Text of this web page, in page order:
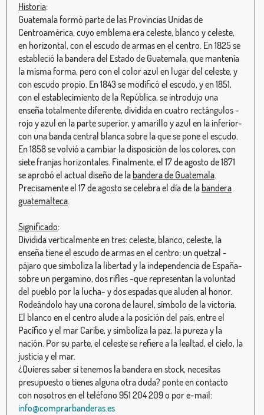
Historia:
Guatemala formó parte de las Provincias Unidas de
Centroamérica, cuyo emblema era celeste, blanco y celeste,
en horizontal, con el escudo de armas en el centro. En 1825 se
estableció la bandera del Estado de Guatemala, que mantenía
la misma forma, pero con el color azul en lugar del celeste, y
con escudo propio. En 1843 se modificó el escudo, y en 1851,
con el establecimiento de la República, se introdujo una
enseña totalmente diferente, dividida en cuatro rectángulos -
rojo y azul en la parte superior, y amarillo y azul en la inferior-
con una banda central blanca sobre la que se pone el escudo.
En 1858 se volvió a cambiar la disposición de los colores, con
siete franjas horizontales. Finalmente, el 17 de agosto de 1871
se aprobó el actual diseño de la bandera de Guatemala.
Precisamente el 17 de agosto se celebra el día de la bandera
guatemalteca.
Significado:
Dividida verticalmente en tres: celeste, blanco, celeste, la
enseña tiene el escudo de armas en el centro: un quetzal -
pájaro que simboliza la libertad y la independencia de España-
sobre un pergamino, dos rifles -que representan la voluntad
del pueblo por la lucha- y dos espadas que aluden al honor.
Rodeándolo hay una corona de laurel, símbolo de la victoria.
El blanco en el centro alude a la posición del país, entre el
Pacífico y el mar Caribe, y simboliza la paz, la pureza y la
nación. Por su parte, el celeste se refiere a la lealtad, el cielo, la
justicia y el mar.
¿Quieres saber si tenemos la bandera en stock, necesitas
presupuesto o tienes alguna otra duda? ponte en contacto
con nosotros en el teléfono 951 204 209 o por e-mail:
info@comprarbanderas.es